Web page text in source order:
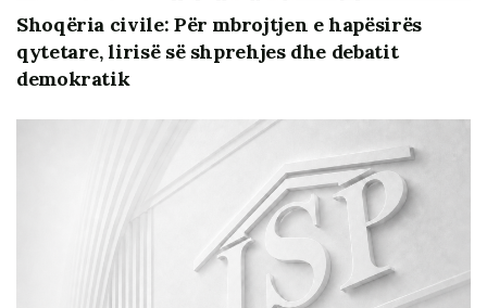
dhe mënyrës së ushtrimit të funksionit zgjedhor nga
Kuvendi i Shqipërisë.
Shoqëria civile: Për mbrojtjen e hapësirës
qytetare, lirisë së shprehjes dhe debatit
demokratik